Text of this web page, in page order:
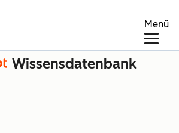
Menü
Wissensdatenbank